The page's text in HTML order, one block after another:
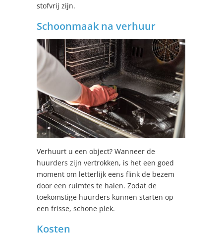
stofvrij zijn.
Schoonmaak na verhuur
Verhuurt u een object? Wanneer de
huurders zijn vertrokken, is het een goed
moment om letterlijk eens flink de bezem
door een ruimtes te halen. Zodat de
toekomstige huurders kunnen starten op
een frisse, schone plek.
Kosten